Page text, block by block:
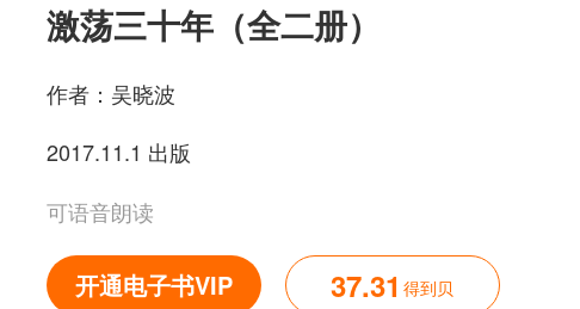
激荡三十年（全二册）
作者： 吴晓波
2017.11.1 出版
可语音朗读
开通电子书VIP 37.31 得到贝